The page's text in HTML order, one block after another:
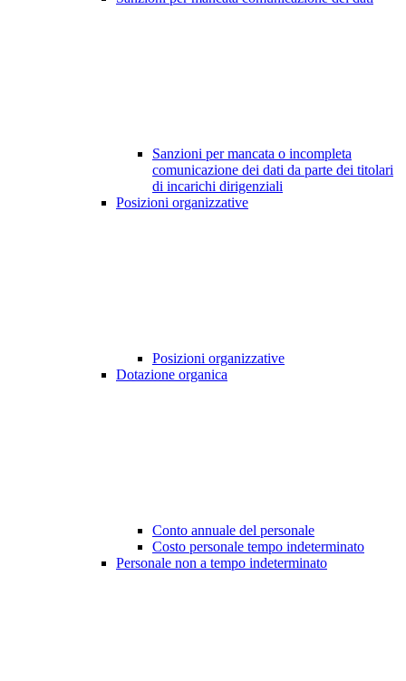
Sanzioni per mancata o incompleta
comunicazione dei dati da parte dei titolari
di incarichi dirigenziali
Posizioni organizzative
Posizioni organizzative
Dotazione organica
Conto annuale del personale
Costo personale tempo indeterminato
Personale non a tempo indeterminato